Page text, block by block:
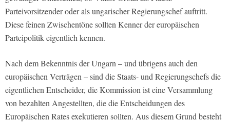
Parteivorsitzender oder als ungarischer Regierungschef auftritt.
Diese feinen Zwischentöne sollten Kenner der europäischen
Parteipolitik eigentlich kennen.
Nach dem Bekenntnis der Ungarn – und übrigens auch den
europäischen Verträgen – sind die Staats- und Regierungschefs die
eigentlichen Entscheider, die Kommission ist eine Versammlung
von bezahlten Angestellten, die die Entscheidungen des
Europäischen Rates exekutieren sollten. Aus diesem Grund besteht